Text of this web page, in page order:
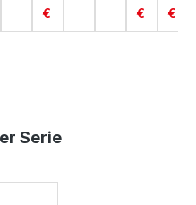
€
€
€
Serie